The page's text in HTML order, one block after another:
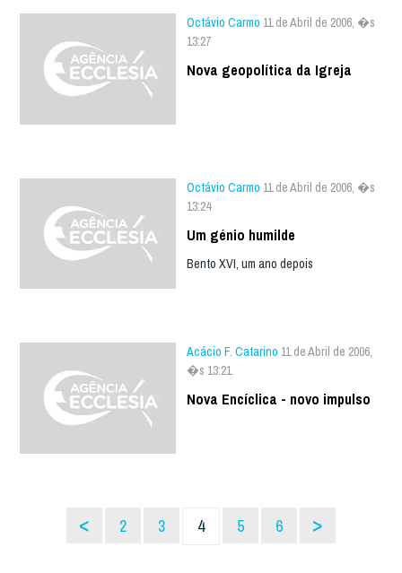
Octávio Carmo 11 de Abril de 2006, �s
13:27
Nova geopolítica da Igreja
Octávio Carmo 11 de Abril de 2006, �s
13:24
Um génio humilde
Bento XVI, um ano depois
Acácio F. Catarino 11 de Abril de 2006,
�s 13:21
Nova Encíclica - novo impulso
< 2 3 4 5 6 >